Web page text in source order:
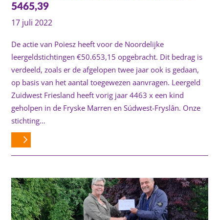
5465,39
17 juli 2022
De actie van Poiesz heeft voor de Noordelijke
leergeldstichtingen €50.653,15 opgebracht. Dit bedrag is
verdeeld, zoals er de afgelopen twee jaar ook is gedaan,
op basis van het aantal toegewezen aanvragen. Leergeld
Zuidwest Friesland heeft vorig jaar 4463 x een kind
geholpen in de Fryske Marren en Súdwest-Fryslân. Onze
stichting…